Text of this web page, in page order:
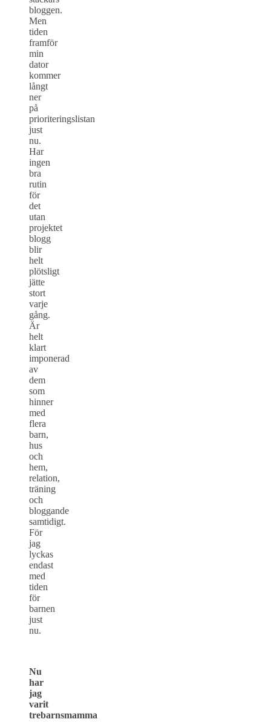
bloggen.
Men
tiden
framför
min
dator
kommer
långt
ner
på
prioriteringslistan
just
nu.
Har
ingen
bra
rutin
för
det
utan
projektet
blogg
blir
helt
plötsligt
jätte
stort
varje
gång.
Är
helt
klart
imponerad
av
dem
som
hinner
med
flera
barn,
hus
och
hem,
relation,
träning
och
bloggande
samtidigt.
För
jag
lyckas
endast
med
tiden
för
barnen
just
nu.
Nu
har
jag
varit
trebarnsmamma